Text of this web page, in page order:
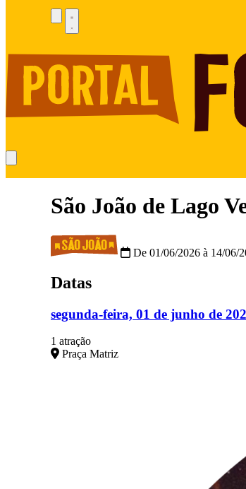
São João de Lago
De 01/06/2026 à 14/06/
Datas
segunda-feira, 01 de junho de
1 atração
Praça Matriz